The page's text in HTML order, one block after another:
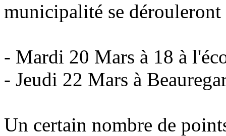
municipalité se dérouleront
- Mardi 20 Mars à 18 à
- Jeudi 22 Mars à
Un certain nombre de